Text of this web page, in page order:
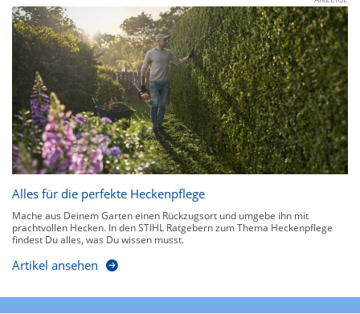
Alles für die perfekte Heckenpflege
Mache aus Deinem Garten einen Rückzugsort und umgebe ihn mit
prachtvollen Hecken. In den STIHL Ratgebern zum Thema Heckenpflege
findest Du alles, was Du wissen musst.
Artikel ansehen